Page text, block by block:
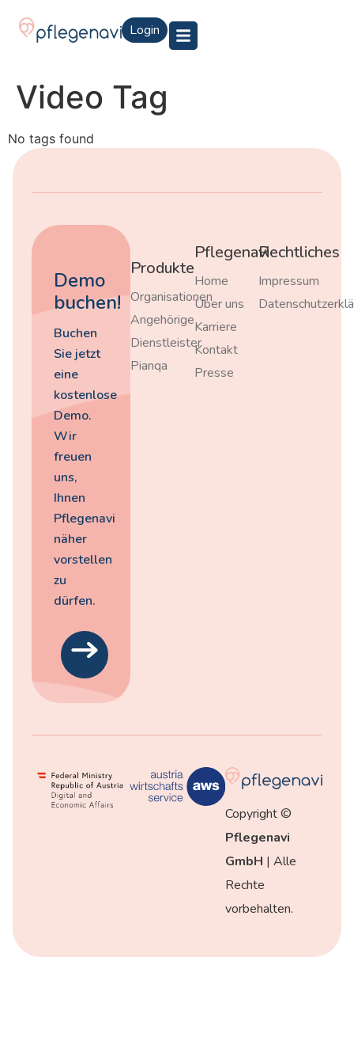
Login
Video Tag
No tags found
Demo
buchen!
Buchen
Sie jetzt
eine
kostenlose
Demo.
Wir
freuen
uns,
Ihnen
Pflegenavi
näher
vorstellen
zu
dürfen.
Produkte
Organisationen
Angehörige
Dienstleister
Pianqa
Pflegenavi
Home
Über uns
Karriere
Kontakt
Presse
Rechtliches
Impressum
Copyright ©
Pflegenavi
GmbH | Alle
Rechte
vorbehalten.